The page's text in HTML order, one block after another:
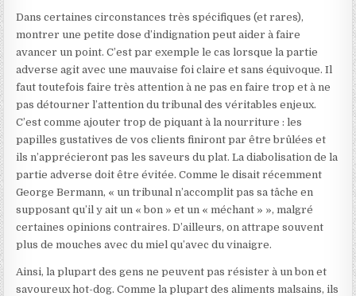
Dans certaines circonstances très spécifiques (et rares),
montrer une petite dose d’indignation peut aider à faire
avancer un point. C’est par exemple le cas lorsque la partie
adverse agit avec une mauvaise foi claire et sans équivoque. Il
faut toutefois faire très attention à ne pas en faire trop et à ne
pas détourner l’attention du tribunal des véritables enjeux.
C’est comme ajouter trop de piquant à la nourriture : les
papilles gustatives de vos clients finiront par être brûlées et
ils n’apprécieront pas les saveurs du plat. La diabolisation de la
partie adverse doit être évitée. Comme le disait récemment
George Bermann, « un tribunal n’accomplit pas sa tâche en
supposant qu’il y ait un « bon » et un « méchant » », malgré
certaines opinions contraires. D’ailleurs, on attrape souvent
plus de mouches avec du miel qu’avec du vinaigre.
Ainsi, la plupart des gens ne peuvent pas résister à un bon et
savoureux hot-dog. Comme la plupart des aliments malsains, ils